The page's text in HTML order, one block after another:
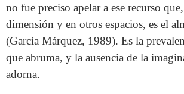
no fue preciso apelar a ese recurso
dimensión y en otros espacios, es el
(García Márquez, 1989). Es la
que abruma, y la ausencia de la
adorna.